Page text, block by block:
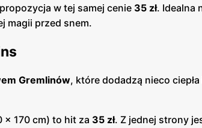
w tej samej cenie 35 zł. Idealna
magii przed snem.
Gremlinów, które dodadzą nieco
x 170 cm) to hit za 35 zł. Z jednej strony